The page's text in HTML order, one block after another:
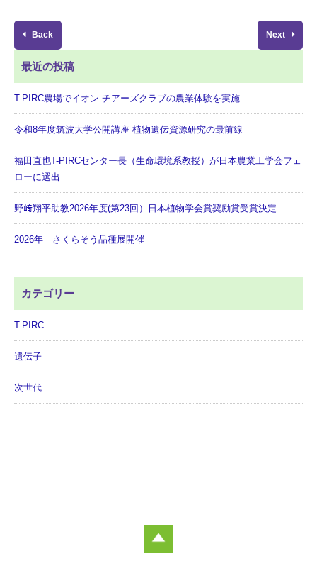
Back Next
最近の投稿
T-PIRC農場でイオン チアーズクラブの農業体験を実施
令和8年度筑波大学公開講座 植物遺伝資源研究の最前線
福田直也T-PIRCセンター長（生命環境系教授）が日本農業工学会フェ
ローに選出
野﨑翔平助教2026年度(第23回）日本植物学会賞奨励賞受賞決定
2026年 さくらそう品種展開催
カテゴリー
T-PIRC
遺伝子
次世代